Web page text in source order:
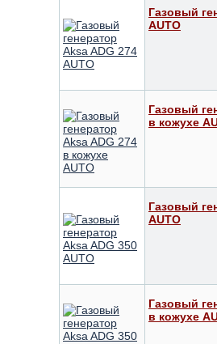
Газовый
AUTO
Газовый
в кожухе
Газовый
AUTO
Газовый
в кожухе